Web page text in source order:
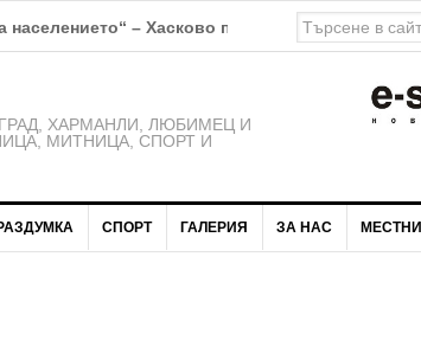
– Хасково предупреждава за
ХАРМАНЛИ, ЛЮБИМЕЦ И
МИТНИЦА, СПОРТ И
СПОРТ ГАЛЕРИЯ ЗА НАС